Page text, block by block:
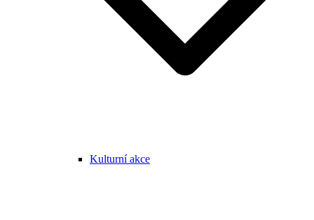
Kulturní akce